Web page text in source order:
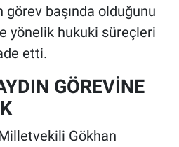
görev başında olduğunu
yönelik hukuki süreçleri
etti.
GÖREVİNE
Gökhan